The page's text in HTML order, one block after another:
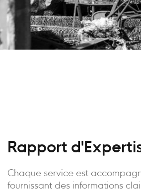
Rapport
Chaque service est
fournissant des informations